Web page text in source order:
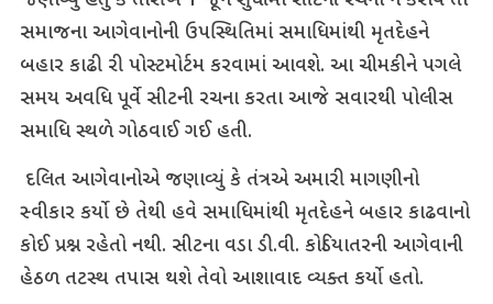
સમાજના આગેવાનોની ઉપસ્થિતિમાં સમાધિમાંથી મૃતદેહને
બહાર કાઢી રી પોસ્ટમોર્ટમ કરવામાં આવશે. આ ચીમકીને પગલે
સમય અવધિ પૂર્વે સીટની રચના કરતા આજે સવારથી પોલીસ
સમાધિ સ્થળે ગોઠવાઈ ગઈ હતી.
દલિત આગેવાનોએ જણાવ્યું કે તંત્રએ અમારી માગણીનો
સ્વીકાર કર્યો છે તેથી હવે સમાધિમાંથી મૃતદેહને બહાર કાઢવાનો
કોઈ પ્રશ્ન રહેતો નથી. સીટના વડા ડી.વી. કોડિયાતરની આગેવાની
હેઠળ તટસ્થ તપાસ થશે તેવો આશાવાદ વ્યક્ત કર્યો હતો.